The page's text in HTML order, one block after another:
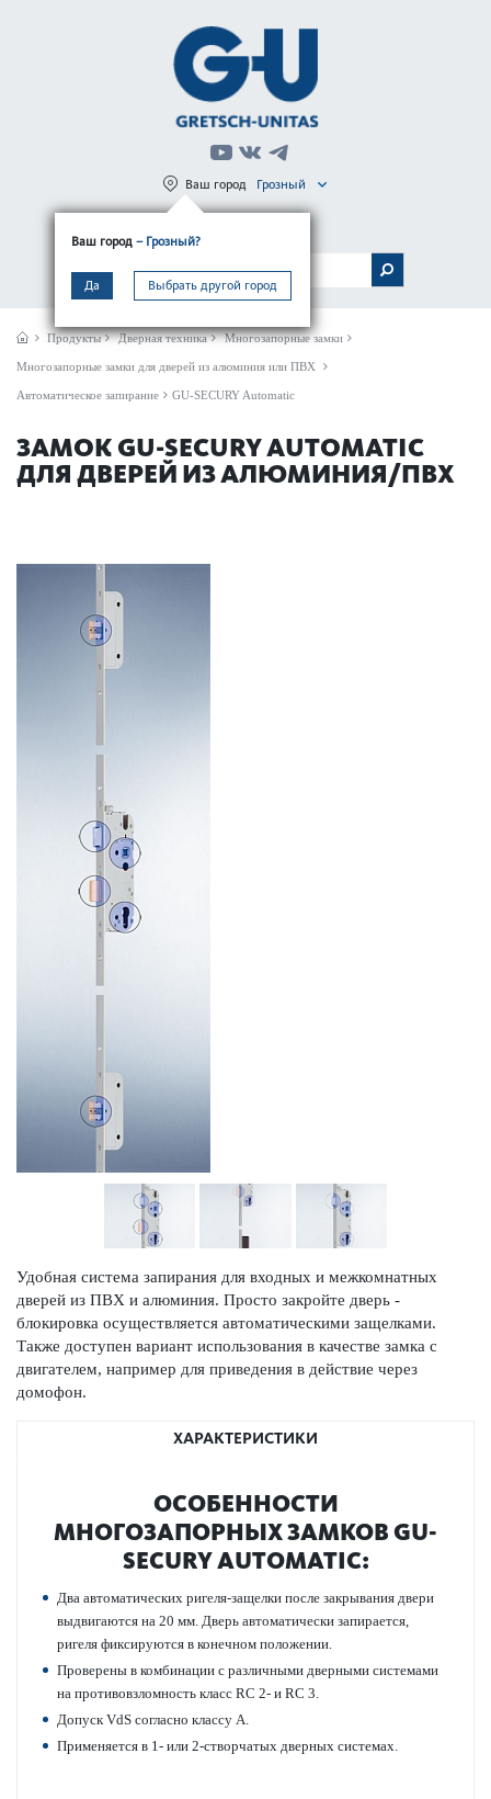
Ваш город – Грозный?
Да Выбрать другой город
Ваш город Грозный
МЕНЮ
Продукты Дверная техника Многозапорные замки
Многозапорные замки для дверей из алюминия или ПВХ
Автоматическое запирание GU-SECURY Automatic
ЗАМОК GU-SECURY AUTOMATIC
ДЛЯ ДВЕРЕЙ ИЗ АЛЮМИНИЯ/ПВХ
Удобная система запирания для входных и межкомнатных
дверей из ПВХ и алюминия. Просто закройте дверь -
блокировка осуществляется автоматическими защелками.
Также доступен вариант использования в качестве замка с
двигателем, например для приведения в действие через
домофон.
ХАРАКТЕРИСТИКИ
ОСОБЕННОСТИ
МНОГОЗАПОРНЫХ ЗАМКОВ GU-
SECURY AUTOMATIC:
Два автоматических ригеля-защелки после закрывания двери
выдвигаются на 20 мм. Дверь автоматически запирается,
ригеля фиксируются в конечном положении.
Проверены в комбинации с различными дверными системами
на противовзломность класс RC 2- и RC 3.
Допуск VdS согласно классу А.
Применяется в 1- или 2-створчатых дверных системах.